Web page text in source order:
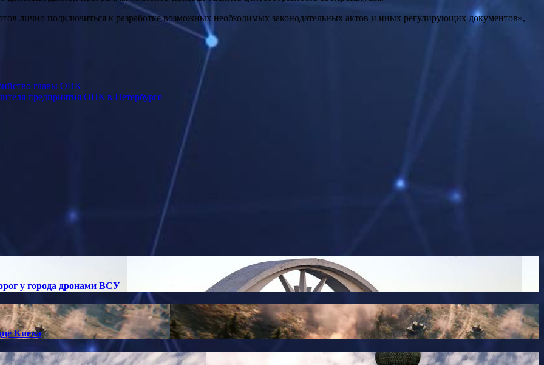
лично подключиться к разработке возможных необходимых законодательных актов и иных регулирующих документов», —
главы ОПК
предприятия ОПК в Петербурге
у города дронами ВСУ
Киева